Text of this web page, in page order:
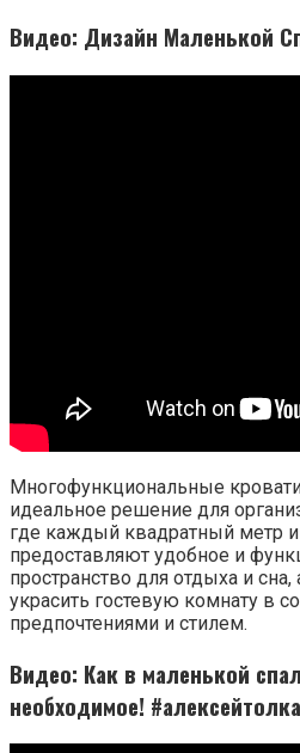
Видео: Дизайн Маленькой
Многофункциональные
идеальное решение для
где каждый квадратный метр
предоставляют удобное и
пространство для отдыха и
украсить гостевую комнату в
предпочтениями и стилем.
Видео: Как в маленькой
необходимое!